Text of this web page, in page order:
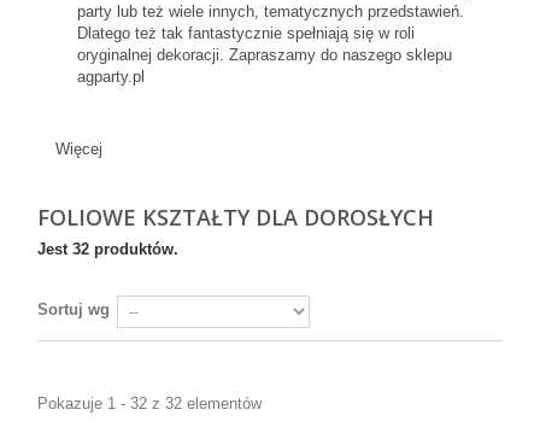
Z HELEM
party lub też wiele innych, tematycznych przedstawień.
Dlatego też tak fantastycznie spełniają się w roli
oryginalnej dekoracji. Zapraszamy do naszego sklepu
agparty.pl
Więcej
FOLIOWE KSZTAŁTY DLA DOROSŁYCH
Jest 32 produktów.
Sortuj wg
Pokazuje 1 - 32 z 32 elementów